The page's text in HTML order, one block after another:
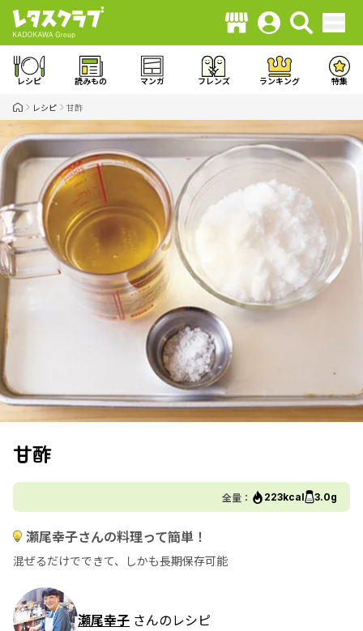
レシピ 読みもの マンガ フレンズ ランキング 特集
レシピ 甘酢
甘酢
全量： 223kcal 3.0g
瀬尾幸子さんの料理って簡単！
混ぜるだけでできて、しかも長期保存可能
瀬尾幸子 さんのレシピ